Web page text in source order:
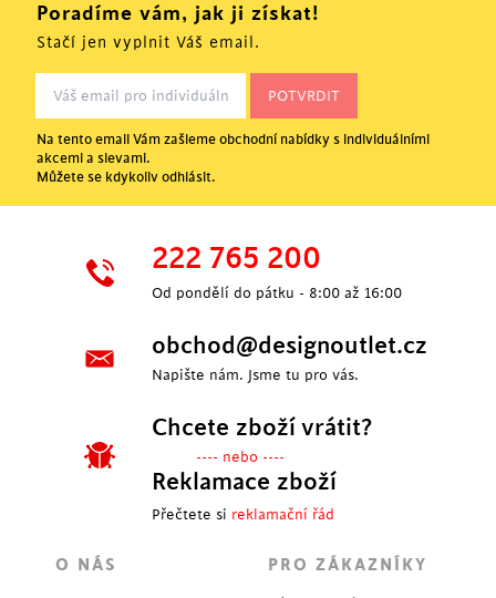
Poradíme vám, jak ji získat!
Stačí jen vyplnit Váš email.
Na tento email Vám zašleme obchodní nabídky s individuálními
akcemi a slevami.
Můžete se kdykoliv odhlásit.
222 765 200
Od pondělí do pátku - 8:00 až 16:00
obchod@designoutlet.cz
Napište nám. Jsme tu pro vás.
Chcete zboží vrátit?
---- nebo ----
Reklamace zboží
Přečtete si reklamační řád
O NÁS PRO ZÁKAZNÍKY